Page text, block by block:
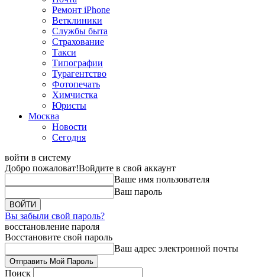
Ремонт iPhone
Ветклиники
Службы быта
Страхование
Такси
Типографии
Турагентство
Фотопечать
Химчистка
Юристы
Москва
Новости
Сегодня
войти в систему
Добро пожаловат!Войдите в свой аккаунт
Ваше имя пользователя
Ваш пароль
Вы забыли свой пароль?
восстановление пароля
Восстановите свой пароль
Ваш адрес электронной почты
Поиск